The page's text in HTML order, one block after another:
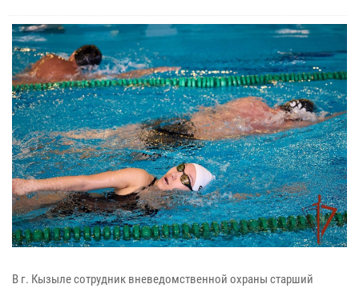
В г. Кызыле сотрудник вневедомственной охраны старший